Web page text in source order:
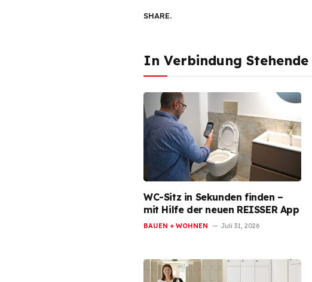
SHARE.
In Verbindung Stehende
WC-Sitz in Sekunden finden –
mit Hilfe der neuen REISSER App
BAUEN + WOHNEN Juli 31, 2026